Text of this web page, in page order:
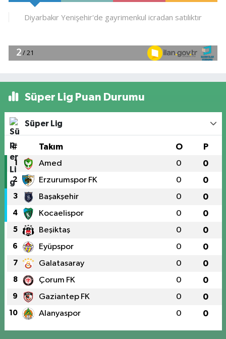
Süper Lig Puan Durumu
Süper Lig
# Takım O P
1 Amed 0 0
2 Erzurumspor FK 0 0
3 Başakşehir 0 0
4 Kocaelispor 0 0
5 Beşiktaş 0 0
6 Eyüpspor 0 0
7 Galatasaray 0 0
8 Çorum FK 0 0
9 Gaziantep FK 0 0
10 Alanyaspor 0 0